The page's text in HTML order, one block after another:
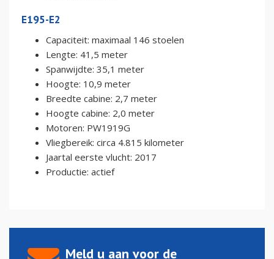
E195-E2
Capaciteit: maximaal 146 stoelen
Lengte: 41,5 meter
Spanwijdte: 35,1 meter
Hoogte: 10,9 meter
Breedte cabine: 2,7 meter
Hoogte cabine: 2,0 meter
Motoren: PW1919G
Vliegbereik: circa 4.815 kilometer
Jaartal eerste vlucht: 2017
Productie: actief
Meld u aan voor de